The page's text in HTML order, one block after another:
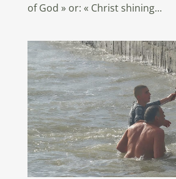
of God » or: « Christ shining...